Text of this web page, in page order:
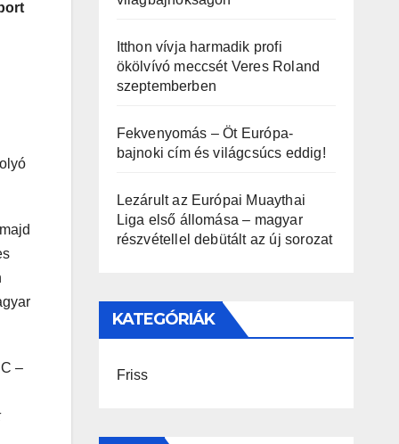
–
Itthon vívja harmadik profi
ökölvívó meccsét Veres Roland
szeptemberben
Fekvenyomás – Öt Európa-
bajnoki cím és világcsúcs eddig!
Lezárult az Európai Muaythai
Liga első állomása – magyar
részvétellel debütált az új sorozat
KATEGÓRIÁK
Friss